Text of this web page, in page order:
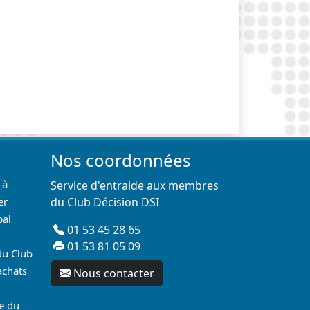
Club
du
Nos coordonnées
Service d'entraide aux membres
du Club Décision DSI
01 53 45 28 65
01 53 81 05 09
Nous contacter